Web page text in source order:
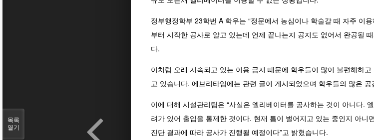
정부행정학부 23학번 A 학우는 “정문에서 농심이나 학술갈 때 자주 이
부터 시작한 공사로 알고 있는데 언제 끝나는지 공지도 없어서 완공될
다.
이처럼 오래 지속되고 있는 이용 금지 때문에 학우들이 많이 불편해하
고 있습니다. 에브리타임에는 관련 글이 게시되었으며 학우들의 많은
이에 대해 시설관리팀은 “사실은 엘리베이터를 공사하는 것이 아니다.
려가 있어 출입을 통제한 것이다. 현재 틈이 벌어지고 있는 중인지 아니
진단 결과에 따라 공사가 진행될 예정이다”고 밝혔습니다.
목록
열기